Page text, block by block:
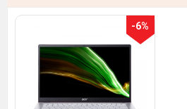
-6%